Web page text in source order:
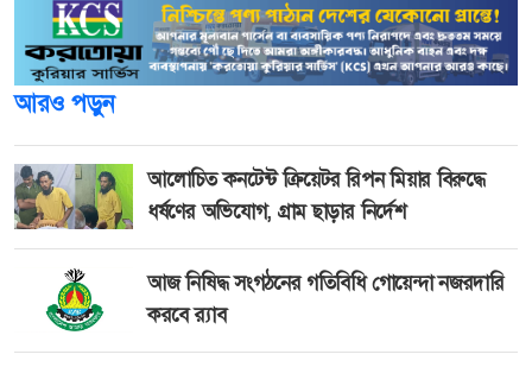
আরও পড়ুন
আলোচিত কনটেন্ট ক্রিয়েটর রিপন মিয়ার বিরুদ্ধে
ধর্ষণের অভিযোগ, গ্রাম ছাড়ার নির্দেশ
আজ নিষিদ্ধ সংগঠনের গতিবিধি গোয়েন্দা নজরদারি
করবে র‍্যাব